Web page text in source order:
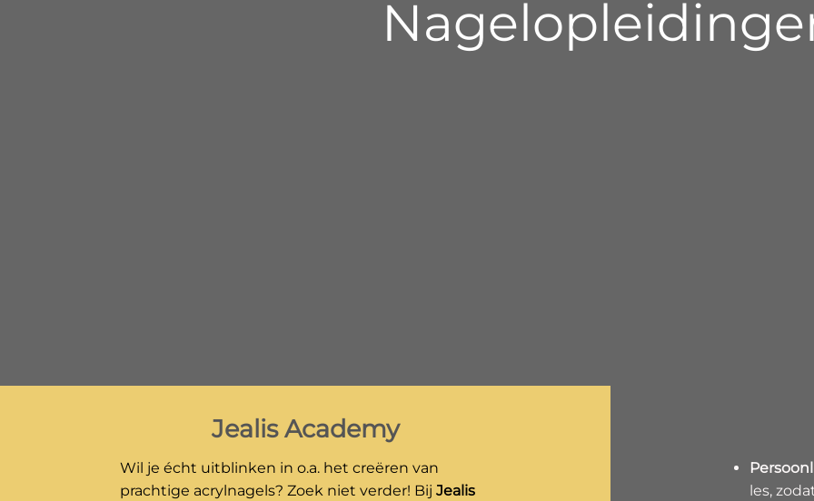
Jealis Academy
Wil je écht uitblinken in o.a. het creëren van
prachtige acrylnagels? Zoek niet verder! Bij Jealis
les,